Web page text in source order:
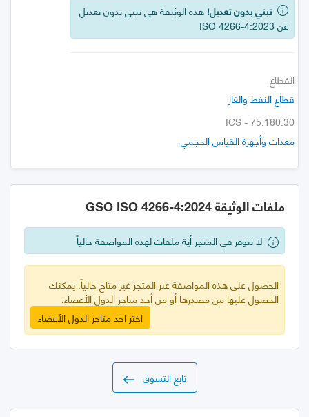
تبني بدون تعديل! هذه الوثيقة هي تبني بدون تعديل
عن ISO 4266-4:2023
القطاع
قطاع النفط والغاز
ICS - 75.180.30
معدات وأجهزة القياس الحجمي
ملفات الوثيقة GSO ISO 4266-4:2024
لا تتوفر في المتجر أية ملفات لهذه المواصفة حالياً
الحصول على هذه المواصفة عبر المتجر غير متاح حالياً. يمكنك
الحصول عليها من مصدرها أو من أحد متاجر الدول الأعضاء.
اختر احد متاجر الدول الأعضاء
تابع التسوق